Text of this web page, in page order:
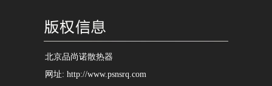
北京品尚诺散热器
网址: http://www.psnsrq.com